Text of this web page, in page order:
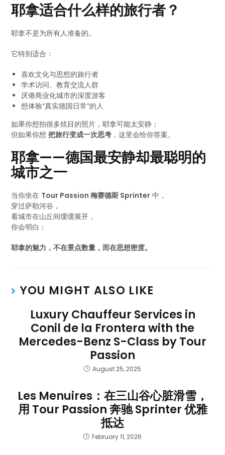
耶拿适合什么样的旅行者？
耶拿不是为所有人准备的。
它特别适合：
喜欢文化与思想的旅行者
学术访问、教育交流人群
厌倦商业化城市的深度游客
想体验“真实德国日常”的人
如果你想拍很多炫目的照片，耶拿可能太安静；
但如果你想把旅行变成一次思考 ，这里会给你答案。
耶拿——德国最安静却最聪明的
城市之一
当你坐在 Tour Passion 梅赛德斯 Sprinter 中，
穿过萨勒河谷，
看城市在山丘间缓缓展开，
你会明白：
耶拿的魅力，不在景点数量，而在思想密度。
YOU MIGHT ALSO LIKE
Luxury Chauffeur Services in
Conil de la Frontera with the
Mercedes-Benz S-Class by Tour
Passion
August 25, 2025
Les Menuires：在三山谷心脏滑雪，
用 Tour Passion 奔驰 Sprinter 优雅
抵达
February 11, 2026